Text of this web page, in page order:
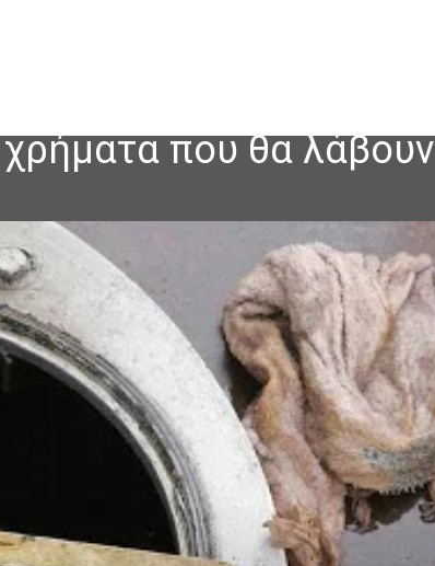
χρήματα που θα λάβουν